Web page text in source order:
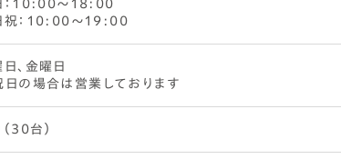
の「ワンローフ」はじめ、わんちゃんの体に良いとされ
史上最高傑作の栄養満点の一品になっています。
：10:00〜18:00
祝：10:00〜19:00
日、金曜日
の場合は営業しております
30台）